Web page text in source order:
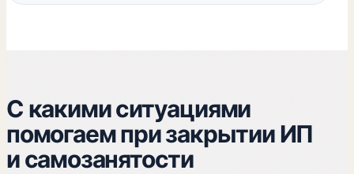
С какими ситуациями
помогаем при закрытии ИП
и самозанятости